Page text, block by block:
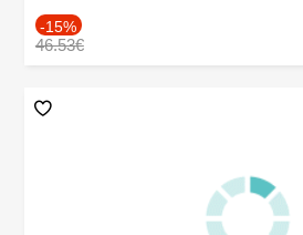
-15%
46.53€